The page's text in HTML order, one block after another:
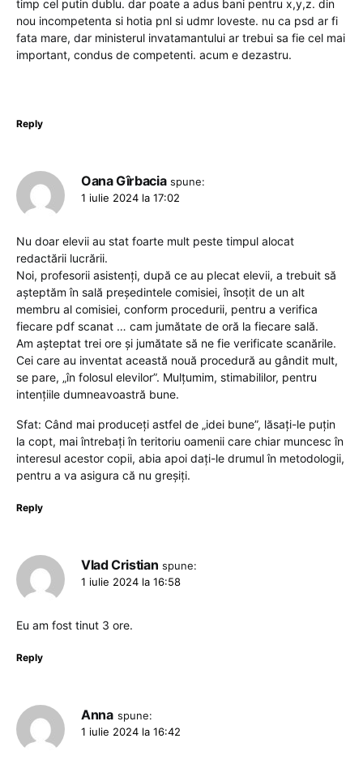
timp cel putin dublu. dar poate a adus bani pentru x,y,z. din
nou incompetenta si hotia pnl si udmr loveste. nu ca psd ar fi
fata mare, dar ministerul invatamantului ar trebui sa fie cel mai
important, condus de competenti. acum e dezastru.
Reply
Oana Gîrbacia spune:
1 iulie 2024 la 17:02
Nu doar elevii au stat foarte mult peste timpul alocat
redactării lucrării.
Noi, profesorii asistenți, după ce au plecat elevii, a trebuit să
așteptăm în sală președintele comisiei, însoțit de un alt
membru al comisiei, conform procedurii, pentru a verifica
fiecare pdf scanat … cam jumătate de oră la fiecare sală.
Am așteptat trei ore și jumătate să ne fie verificate scanările.
Cei care au inventat această nouă procedură au gândit mult,
se pare, „în folosul elevilor”. Mulțumim, stimabililor, pentru
intențiile dumneavoastră bune.
Sfat: Când mai produceți astfel de „idei bune”, lăsați-le puțin
la copt, mai întrebați în teritoriu oamenii care chiar muncesc în
interesul acestor copii, abia apoi dați-le drumul în metodologii,
pentru a va asigura că nu greșiți.
Reply
Vlad Cristian spune:
1 iulie 2024 la 16:58
Eu am fost tinut 3 ore.
Reply
Anna spune:
1 iulie 2024 la 16:42